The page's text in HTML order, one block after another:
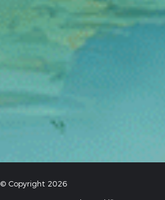
© Copyright 2026